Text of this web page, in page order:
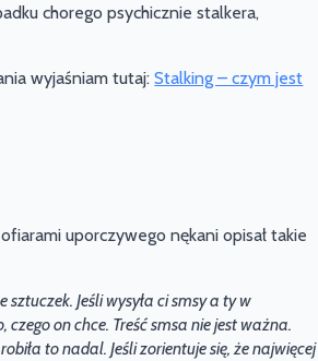
chorego psychicznie stalkera,
wyjaśniam tutaj:Stalking – czym jest
uporczywego nękani opisał takie
Jeśli wysyła ci smsy a ty w
czego on chce. Treść smsa nie jest ważna.
to nadal. Jeśli zorientuje się, że najwięcej